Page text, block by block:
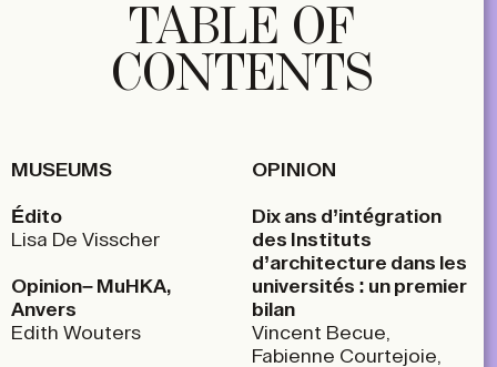
TABLE OF
CONTENTS
MUSEUMS
Édito
Lisa De Visscher
Opinion– MuHKA,
Anvers
Edith Wouters
OPINION
Dix ans d’intégration
des Instituts
d’architecture dans les
universités : un premier
bilan
Vincent Becue,
Fabienne Courtejoie,